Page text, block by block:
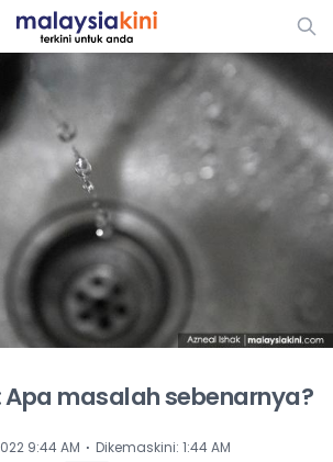
ADS
Apa masalah sebenarnya?
9:44 AM ⋅ Dikemaskini: 1:44 AM